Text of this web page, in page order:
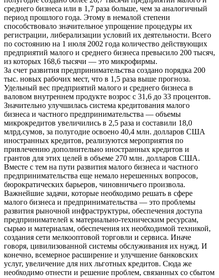
среднего бизнеса или в 1,7 раза больше, чем за аналогичный
период прошлого года. Этому в немалой степени
способствовало значительное упрощение процедуры их
регистрации, либерализации условий их деятельности. Всего
по состоянию на 1 июля 2002 года количество действующих
предприятий малого и среднего бизнеса превысило 200 тысяч,
из которых 168,6 тысячи — это микрофирмы.
За счет развития предпринимательства создано порядка 200
тыс. новых рабочих мест, что в 1,5 раза выше прогноза.
Удельный вес предприятий малого и среднего бизнеса в
валовом внутреннем продукте возрос с 31,6 до 33 процентов.
Значительно улучшилась система кредитования малого
бизнеса и частного предпринимательства — объемы
микрокредитов увеличились в 2,5 раза и составили 18,0
млрд.сумов, за полугодие освоено 40,4 млн. долларов США
иностранных кредитов, реализуются мероприятия по
привлечению дополнительно иностранных кредитов и
грантов для этих целей в объеме 270 млн. долларов США.
Вместе с тем на пути развития малого бизнеса и частного
предпринимательства еще немало нерешенных вопросов,
бюрократических барьеров, чиновничьего произвола.
Важнейшие задачи, которые необходимо решать в сфере
малого бизнеса и предпринимательства — это проблемы
развития рыночной инфраструктуры, обеспечения доступа
предпринимателей к материально-техническим ресурсам,
сырью и материалам, обеспечения их необходимой техникой,
создания сети мелкооптовой торговли и сервиса. Иначе
говоря, цивилизованной системы обслуживания их нужд. И
конечно, всемерное расширение и улучшение банковских
услуг, увеличение для них льготных кредитов. Сюда же
необходимо отнести и решение проблем, связанных со сбытом